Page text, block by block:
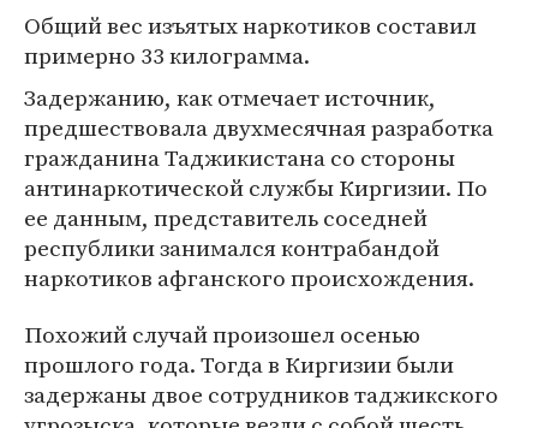
Общий вес изъятых наркотиков составил
примерно 33 килограмма.
Задержанию, как отмечает источник,
предшествовала двухмесячная разработка
гражданина Таджикистана со стороны
антинаркотической службы Киргизии. По
ее данным, представитель соседней
республики занимался контрабандой
наркотиков афганского происхождения.
Похожий случай произошел осенью
прошлого года. Тогда в Киргизии были
задержаны двое сотрудников таджикского